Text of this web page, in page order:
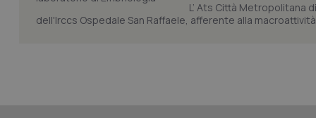
L’ Ats Città Metropolitana
dell'Irccs Ospedale San Raffaele, afferente alla